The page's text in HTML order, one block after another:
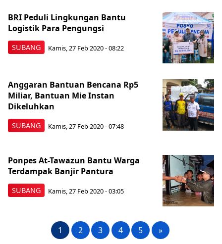
SUBANG
BRI Peduli Lingkungan Bantu
Logistik Para Pengungsi
Kamis, 27 Feb 2020 - 08:22
SUBANG
Anggaran Bantuan Bencana Rp5
Miliar, Bantuan Mie Instan
Dikeluhkan
Kamis, 27 Feb 2020 - 07:48
SUBANG
Ponpes At-Tawazun Bantu Warga
Terdampak Banjir Pantura
Kamis, 27 Feb 2020 - 03:05
1 2 3 4 5 »